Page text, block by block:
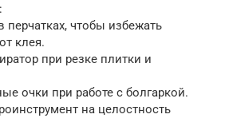
перчатках, чтобы избежать
клея.
при резке плитки и
очки при работе с болгаркой.
на целостность